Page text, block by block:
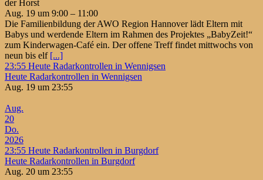
der Horst
Aug. 19 um 9:00 – 11:00
Die Familienbildung der AWO Region Hannover lädt Eltern mit
Babys und werdende Eltern im Rahmen des Projektes „BabyZeit!“
zum Kinderwagen-Café ein. Der offene Treff findet mittwochs von
neun bis elf [...]
23:55 Heute Radarkontrollen in Wennigsen
Heute Radarkontrollen in Wennigsen
Aug. 19 um 23:55
Aug.
20
Do.
2026
23:55 Heute Radarkontrollen in Burgdorf
Heute Radarkontrollen in Burgdorf
Aug. 20 um 23:55